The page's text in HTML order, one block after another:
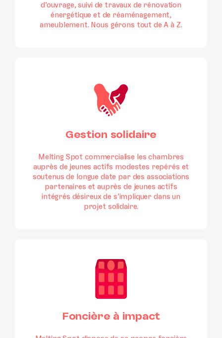
d’ouvrage, suivi de travaux de rénovation
énergétique et de réaménagement,
ameublement. Nous gérons tout de A à Z.
Gestion solidaire
Melting Spot commercialise les chambres
auprès de jeunes actifs modestes repérés et
soutenus de longue date par des associations
partenaires et auprès de jeunes actifs
intégrés désireux de s’impliquer dans un
projet solidaire.
Foncière à impact